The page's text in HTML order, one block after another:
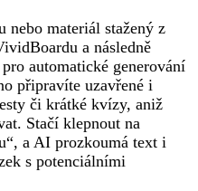
nebo materiál stažený z
a následně
automatické generování
připravíte uzavřené i
či krátké kvízy, aniž
Stačí klepnout na
a AI prozkoumá text i
s potenciálními